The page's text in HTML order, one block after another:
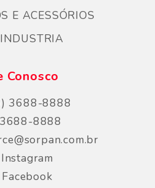
E ACESSÓRIOS
Conosco
3688-8888
8888
Instagram
Facebook